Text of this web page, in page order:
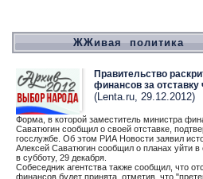
ЖЖивая политика
Правительство
финансов за отставку
(Lenta.ru, 29.12.2012)
Форма, в которой заместитель министра
Саватюгин сообщил о своей отставке,
госслужбе. Об этом РИА Новости заявил
Алексей Саватюгин сообщил о планах уйти в
в субботу, 29 декабря.
Собеседник агентства также сообщил, что
финансов будет принята, отметив, что